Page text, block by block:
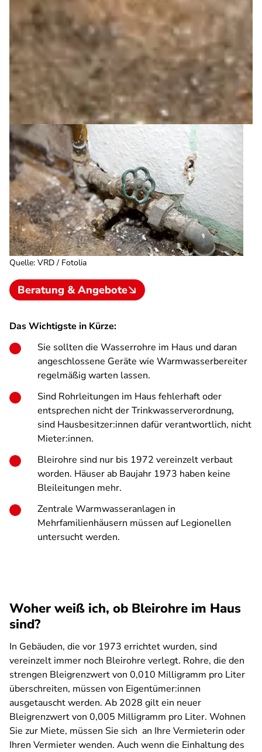
Quelle: VRD / Fotolia
Beratung & Angebote
Das Wichtigste in Kürze:
Sie sollten die Wasserrohre im Haus und daran
angeschlossene Geräte wie Warmwasserbereiter
regelmäßig warten lassen.
Sind Rohrleitungen im Haus fehlerhaft oder
entsprechen nicht der Trinkwasserverordnung,
sind Hausbesitzer:innen dafür verantwortlich, nicht
Mieter:innen.
Bleirohre sind nur bis 1972 vereinzelt verbaut
worden. Häuser ab Baujahr 1973 haben keine
Bleileitungen mehr.
Zentrale Warmwasseranlagen in
Mehrfamilienhäusern müssen auf Legionellen
untersucht werden.
Woher weiß ich, ob Bleirohre im Haus
sind?
In Gebäuden, die vor 1973 errichtet wurden, sind
vereinzelt immer noch Bleirohre verlegt. Rohre, die den
strengen Bleigrenzwert von 0,010 Milligramm pro Liter
überschreiten, müssen von Eigentümer:innen
ausgetauscht werden. Ab 2028 gilt ein neuer
Bleigrenzwert von 0,005 Milligramm pro Liter. Wohnen
Sie zur Miete, müssen Sie sich an Ihre Vermieterin oder
Ihren Vermieter wenden. Auch wenn die Einhaltung des